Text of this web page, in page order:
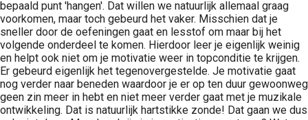
bepaald punt 'hangen'. Dat willen we natuurlijk allemaal graag
voorkomen, maar toch gebeurd het vaker. Misschien dat je
sneller door de oefeningen gaat en lesstof om maar bij het
volgende onderdeel te komen. Hierdoor leer je eigenlijk weinig
en helpt ook niet om je motivatie weer in topconditie te krijgen.
Er gebeurd eigenlijk het tegenovergestelde. Je motivatie gaat
nog verder naar beneden waardoor je er op ten duur gewoonweg
geen zin meer in hebt en niet meer verder gaat met je muzikale
ontwikkeling. Dat is natuurlijk hartstikke zonde! Dat gaan we dus